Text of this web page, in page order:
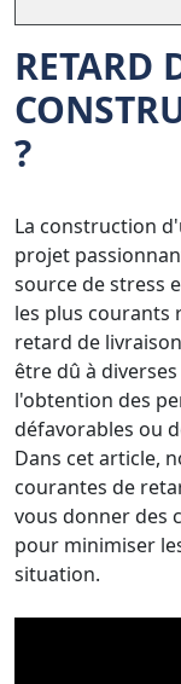
RETARD
?
La construction
projet
source de stress
les plus courants
retard de
être dû à
l'obtention des
défavorables ou
Dans cet article,
courantes de
vous donner des
pour minimiser
situation.